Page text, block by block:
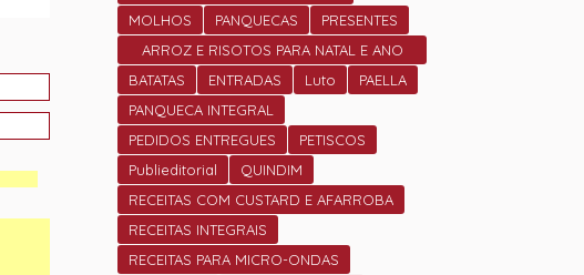
MOLHOS
PANQUECAS
PRESENTES
ARROZ E RISOTOS PARA NATAL E ANO
NOVO
BATATAS ENTRADAS Luto
PAELLA
PANQUECA INTEGRAL
PEDIDOS ENTREGUES
PETISCOS
Publieditorial
QUINDIM
RECEITAS COM CUSTARD E AFARROBA
RECEITAS INTEGRAIS
RECEITAS PARA MICRO-ONDAS